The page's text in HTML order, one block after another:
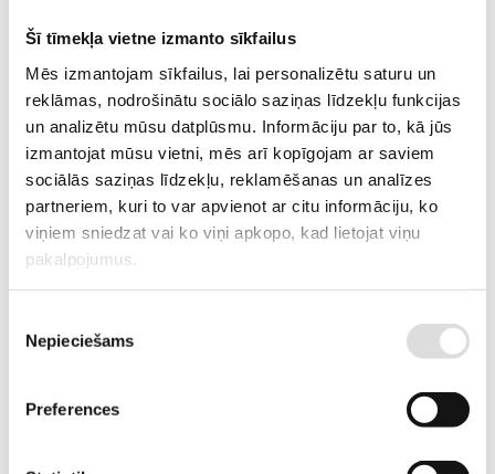
Šī tīmekļa vietne izmanto sīkfailus
Mēs izmantojam sīkfailus, lai personalizētu saturu un
reklāmas, nodrošinātu sociālo saziņas līdzekļu funkcijas
un analizētu mūsu datplūsmu. Informāciju par to, kā jūs
izmantojat mūsu vietni, mēs arī kopīgojam ar saviem
sociālās saziņas līdzekļu, reklamēšanas un analīzes
partneriem, kuri to var apvienot ar citu informāciju, ko
viņiem sniedzat vai ko viņi apkopo, kad lietojat viņu
pakalpojumus.
izvēle
Nepieciešams
Preferences
APRAKSTS
3 fāžu stacionārais ģenerators ar virsbūvi
PIEPRASĪT PIEDĀVĀJUMU
Informācija Tehniskā specifikācija
SVARS
16.8
REZERVES JAUDA (ESP), KVA